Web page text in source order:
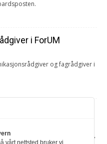
i ForUM
og fagrådgiver i
7 års fengsel
over alle offisielle medier,
vårt nettsted bruker vi